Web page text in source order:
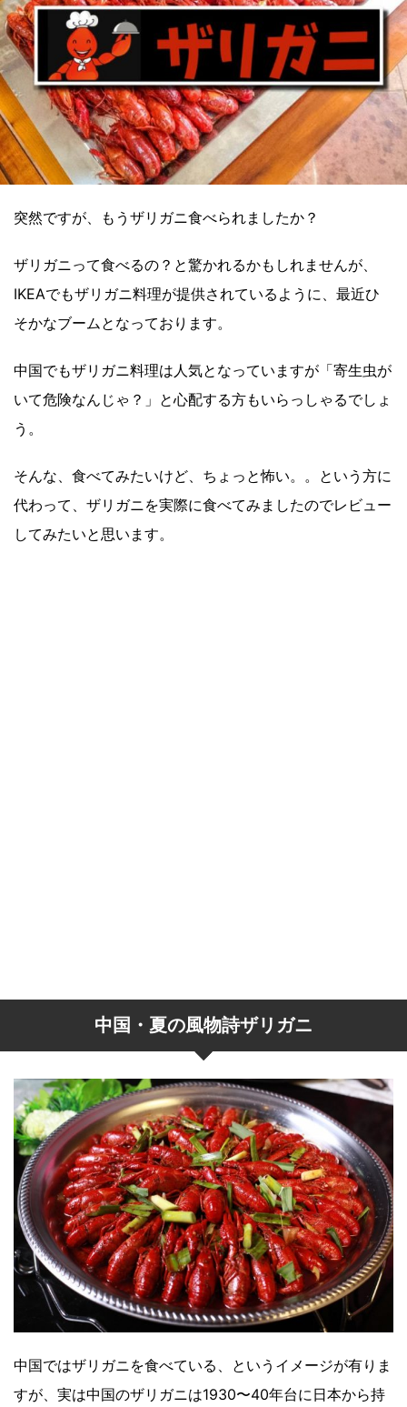
突然ですが、もうザリガニ食べられましたか？
ザリガニって食べるの？と驚かれるかもしれませんが、
IKEAでもザリガニ料理が提供されているように、 最近ひ
そかなブームとなっております。
中国でもザリガニ料理は人気となっていますが「寄生虫が
いて危険なんじゃ？」と心配する方もいらっしゃるでしょ
う。
そんな、食べてみたいけど、ちょっと怖い。。という方に
代わって、ザリガニを実際に食べてみましたのでレビュー
してみたいと思います。
中国・夏の風物詩ザリガニ
中国ではザリガニを食べている、というイメージが有りま
すが、実は中国のザリガニは1930〜40年台に日本から持